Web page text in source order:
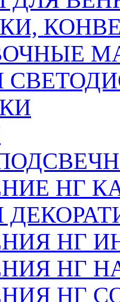
НГ
НГ
НГ
НГ